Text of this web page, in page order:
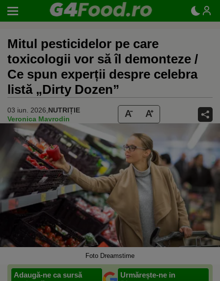
Mitul pesticidelor pe care
toxicologii vor să îl demonteze /
Ce spun experții despre celebra
listă „Dirty Dozen”
03 iun. 2026, NUTRIȚIE
Veronica Mavrodin
Foto Dreamstime
Adaugă-ne ca sursă
Urmărește-ne in